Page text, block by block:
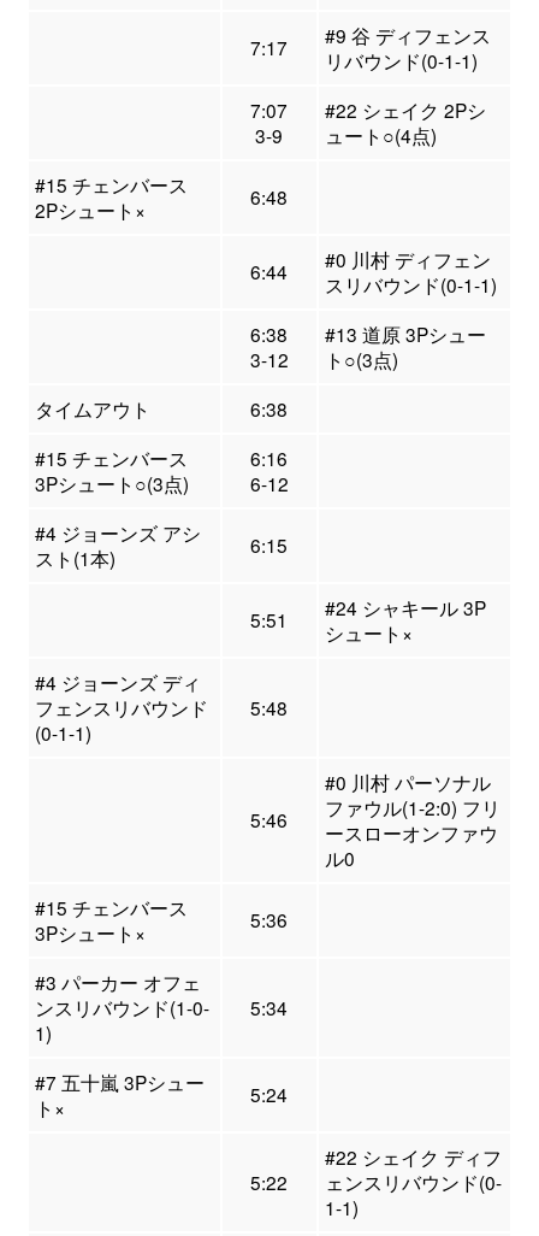
7:17
#9 谷 ディフェンス
リバウンド(0-1-1)
7:07
3-9
#22 シェイク 2Pシ
ュート○(4点)
#15 チェンバース
2Pシュート×
6:48
6:44
#0 川村 ディフェン
スリバウンド(0-1-1)
6:38
3-12
#13 道原 3Pシュー
ト○(3点)
タイムアウト
6:38
#15 チェンバース
3Pシュート○(3点)
6:16
6-12
#4 ジョーンズ アシ
スト(1本)
6:15
5:51
#24 シャキール 3P
シュート×
#4 ジョーンズ ディ
フェンスリバウンド
(0-1-1)
5:48
5:46
#0 川村 パーソナル
ファウル(1-2:0) フリ
ースローオンファウ
ル0
#15 チェンバース
3Pシュート×
5:36
#3 パーカー オフェ
ンスリバウンド(1-0-
1)
5:34
#7 五十嵐 3Pシュー
ト×
5:24
5:22
#22 シェイク ディフ
ェンスリバウンド(0-
1-1)